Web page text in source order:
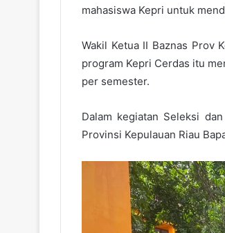
mahasiswa Kepri untuk
Wakil Ketua II Baznas Prov
program Kepri Cerdas itu
per semester.
Dalam kegiatan Seleksi
Provinsi Kepulauan Riau